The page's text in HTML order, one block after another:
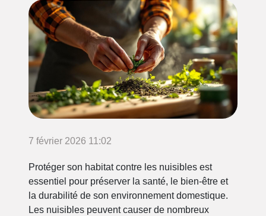
7 février 2026 11:02
Protéger son habitat contre les nuisibles est
essentiel pour préserver la santé, le bien-être et
la durabilité de son environnement domestique.
Les nuisibles peuvent causer de nombreux